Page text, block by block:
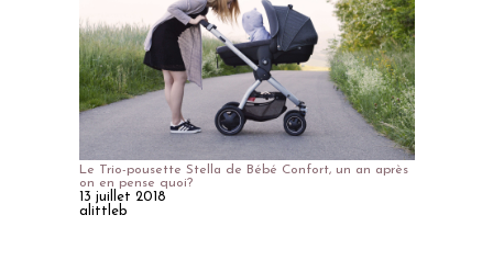
Le Trio-pousette Stella de Bébé Confort, un an après
on en pense quoi?
13 juillet 2018
alittleb